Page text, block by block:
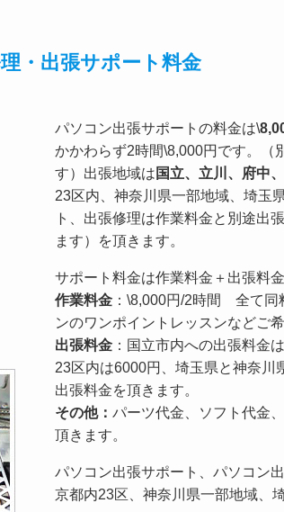
・出張サポート料金
パソコン出張サポートの料金は\
かかわらず2時間\8,000円です。（
す）出張地域は 国立、立川、府中
23区内、神奈川県一部地域、埼玉
ト、出張修理は作業料金と別途出
ます）を頂きます。
サポート料金は作業料金＋出張料
作業料金 ：\8,000円/2時間 全て同
ンのワンポイントレッスンなどご
出張料金 ：国立市内への出張料金
23区内は6000円、埼玉県と神奈川
出張料金を頂きます。
その他：パーツ代金、ソフト代金
頂きます。
パソコン出張サポート、パソコン
京都内23区、神奈川県一部地域、